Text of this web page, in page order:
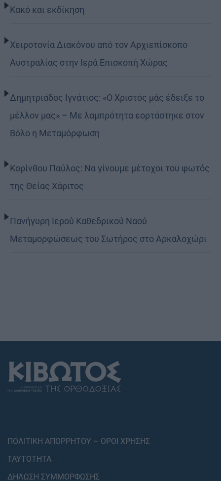
Κακό και εκδίκηση
Χειροτονία Διακόνου από τον Αρχιεπίσκοπο
Αυστραλίας στην Ιερά Επισκοπή Χώρας
Δημητριάδος Ιγνάτιος: «Ο Χριστός μάς έδειξε το
μέλλον μας» – Με λαμπρότητα εορτάστηκε στον
Βόλο η Μεταμόρφωση
Κορίνθου Παύλος: Να γίνουμε μέτοχοι του φωτός
της Θείας Χάριτος
Πανήγυρη Ιερού Καθεδρικού Ναού
Μεταμορφώσεως του Σωτήρος στο Αρκαλοχώρι
ΠΟΛΙΤΙΚΗ ΑΠΟΡΡΗΤΟΥ – ΟΡΟΙ ΧΡΗΣΗΣ
ΤΑΥΤΟΤΗΤΑ
ΔΗΛΩΣΗ ΣΥΜΜΟΡΦΩΣΗΣ